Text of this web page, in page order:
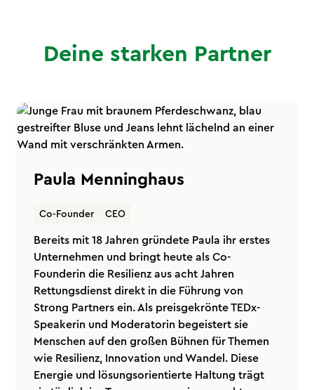
Deine starken Partner
Paula Menninghaus
Co-Founder CEO
Bereits mit 18 Jahren gründete Paula ihr erstes
Unternehmen und bringt heute als Co-
Founderin die Resilienz aus acht Jahren
Rettungsdienst direkt in die Führung von
Strong Partners ein. Als preisgekrönte TEDx-
Speakerin und Moderatorin begeistert sie
Menschen auf den großen Bühnen für Themen
wie Resilienz, Innovation und Wandel. Diese
Energie und lösungsorientierte Haltung trägt